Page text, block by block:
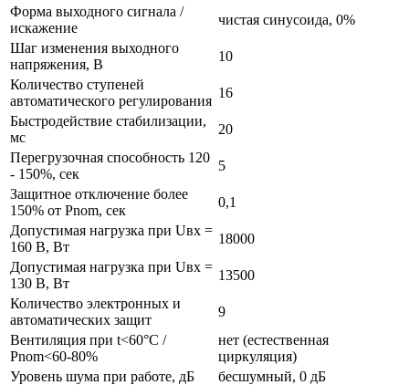
Форма выходного сигнала /
искажение
чистая синусоида, 0%
Шаг изменения выходного
напряжения, В
10
Количество ступеней
автоматического регулирования
16
Быстродействие стабилизации,
мс
20
Перегрузочная способность 120
- 150%, сек
5
Защитное отключение более
150% от Pnom, сек
0,1
Допустимая нагрузка при Uвх =
160 В, Вт
18000
Допустимая нагрузка при Uвх =
130 В, Вт
13500
Количество электронных и
автоматических защит
9
Вентиляция при t<60°С /
Pnom<60-80%
нет (естественная
циркуляция)
Уровень шума при работе, дБ
бесшумный, 0 дБ